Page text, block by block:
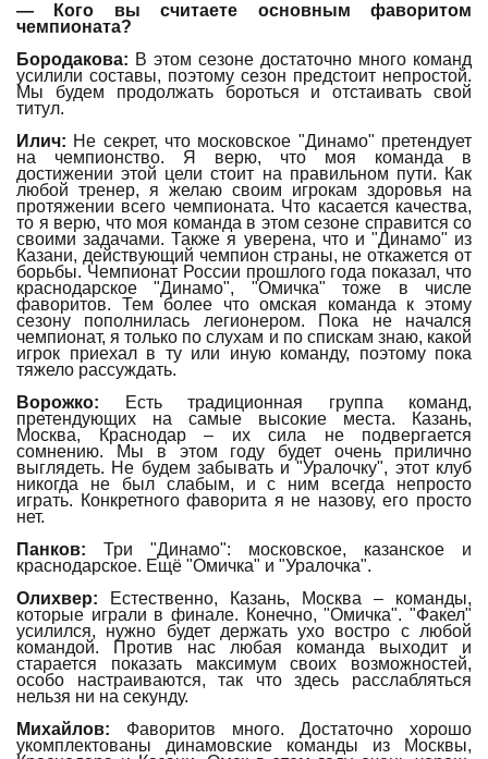
— Кого вы считаете основным фаворитом
чемпионата?
Бородакова: В этом сезоне достаточно много команд
усилили составы, поэтому сезон предстоит непростой.
Мы будем продолжать бороться и отстаивать свой
титул.
Илич: Не секрет, что московское "Динамо" претендует
на чемпионство. Я верю, что моя команда в
достижении этой цели стоит на правильном пути. Как
любой тренер, я желаю своим игрокам здоровья на
протяжении всего чемпионата. Что касается качества,
то я верю, что моя команда в этом сезоне справится со
своими задачами. Также я уверена, что и "Динамо" из
Казани, действующий чемпион страны, не откажется от
борьбы. Чемпионат России прошлого года показал, что
краснодарское "Динамо", "Омичка" тоже в числе
фаворитов. Тем более что омская команда к этому
сезону пополнилась легионером. Пока не начался
чемпионат, я только по слухам и по спискам знаю, какой
игрок приехал в ту или иную команду, поэтому пока
тяжело рассуждать.
Ворожко: Есть традиционная группа команд,
претендующих на самые высокие места. Казань,
Москва, Краснодар – их сила не подвергается
сомнению. Мы в этом году будет очень прилично
выглядеть. Не будем забывать и "Уралочку", этот клуб
никогда не был слабым, и с ним всегда непросто
играть. Конкретного фаворита я не назову, его просто
нет.
Панков: Три "Динамо": московское, казанское и
краснодарское. Ещё "Омичка" и "Уралочка".
Олихвер: Естественно, Казань, Москва – команды,
которые играли в финале. Конечно, "Омичка". "Факел"
усилился, нужно будет держать ухо востро с любой
командой. Против нас любая команда выходит и
старается показать максимум своих возможностей,
особо настраиваются, так что здесь расслабляться
нельзя ни на секунду.
Михайлов: Фаворитов много. Достаточно хорошо
укомплектованы динамовские команды из Москвы,